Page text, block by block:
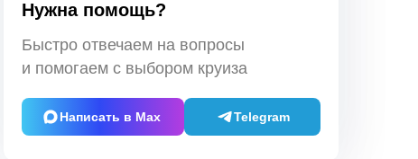
Нужна помощь?
Быстро отвечаем на вопросы
и помогаем с выбором круиза
Написать в Max Telegram